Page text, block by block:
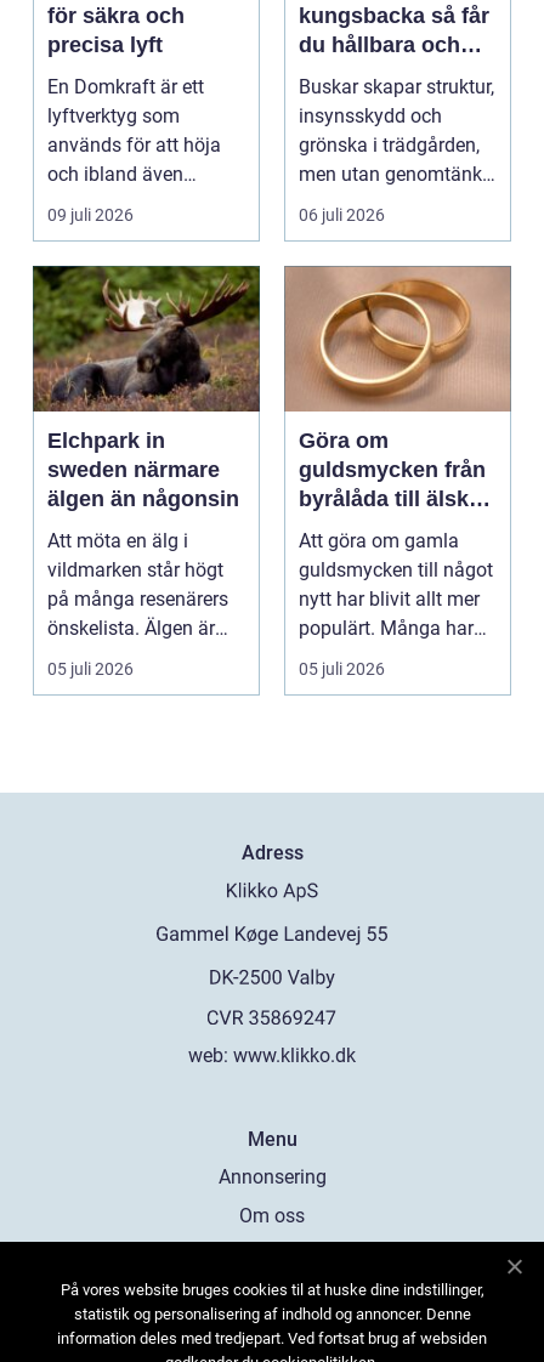
för säkra och
precisa lyft
En Domkraft är ett
lyftverktyg som
används för att höja
och ibland även
positionera tunga
objekt, so...
09 juli 2026
kungsbacka så får
du hållbara och
vackra buskar året
runt
Buskar skapar struktur,
insynsskydd och
grönska i trädgården,
men utan genomtänkt
beskärning blir de...
06 juli 2026
Elchpark in
sweden närmare
älgen än någonsin
Att möta en älg i
vildmarken står högt
på många resenärers
önskelista. Älgen är
Skandinaviens ikonis...
05 juli 2026
Göra om
guldsmycken från
byrålåda till älskad
favorit
Att göra om gamla
guldsmycken till något
nytt har blivit allt mer
populärt. Många har
ärvda ringar, ...
05 juli 2026
Adress
web: www.klikko.dk
Menu
Annonsering
Om oss
Kontakta oss
Sitemap
På vores website bruges cookies til at huske dine indstillinger,
statistik og personalisering af indhold og annoncer. Denne
information deles med tredjepart. Ved fortsat brug af websiden